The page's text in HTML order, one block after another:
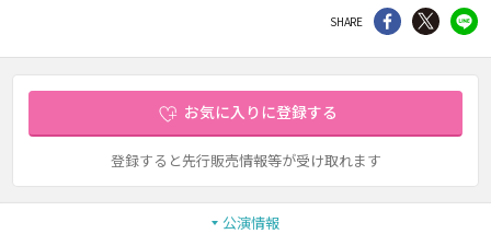
SHARE シェア Twitter
お気に入りに登録する
登録すると先行販売情報等が受け取れます
公演情報